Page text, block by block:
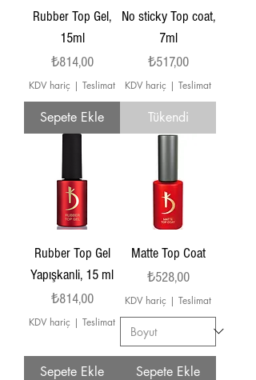
Rubber Top Gel,
15ml
Fiyat
₺814,00
KDV hariç | Teslimat
Sepete Ekle
No sticky Top coat,
7ml
Fiyat
₺517,00
KDV hariç | Teslimat
Tükendi
Rubber Top Gel
Yapışkanli, 15 ml
Fiyat
₺814,00
KDV hariç | Teslimat
Sepete Ekle
Matte Top Coat
Fiyat
₺528,00
KDV hariç | Teslimat
Sepete Ekle